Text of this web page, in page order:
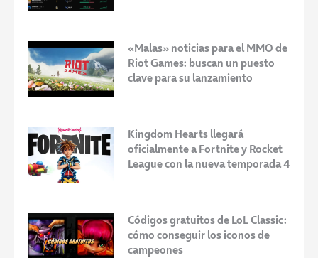
«Malas» noticias para el MMO de
Riot Games: buscan un puesto
clave para su lanzamiento
Kingdom Hearts llegará
oficialmente a Fortnite y Rocket
League con la nueva temporada 4
Códigos gratuitos de LoL Classic:
cómo conseguir los iconos de
campeones